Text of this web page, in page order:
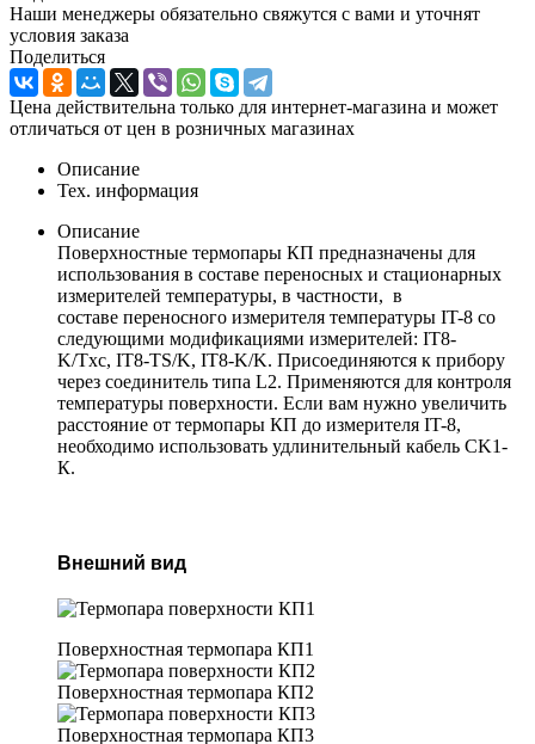
Наши менеджеры обязательно свяжутся с вами и уточнят
условия заказа
Поделиться
Цена действительна только для интернет-магазина и может
отличаться от цен в розничных магазинах
Описание
Тех. информация
Описание
Поверхностные термопары КП предназначены для
использования в составе переносных и стационарных
измерителей температуры, в частности, в
составе переносного измерителя температуры IT-8 со
следующими модификациями измерителей: IT8-
K/Tхc, IT8-TS/K, IT8-K/K. Присоединяются к прибору
через соединитель типа L2. Применяются для контроля
температуры поверхности. Если вам нужно увеличить
расстояние от термопары КП до измерителя IT-8,
необходимо использовать удлинительный кабель СK1-
К.
Внешний вид
Поверхностная термопара КП1
Поверхностная термопара КП2
Поверхностная термопара КП3